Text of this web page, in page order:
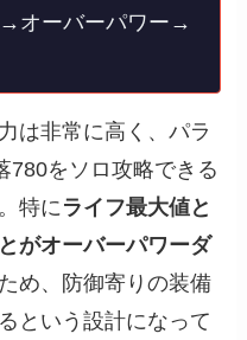
オーバーパワー→
は非常に高く、パラ
780をソロ攻略できる
特にライフ最大値と
がオーバーパワーダ
め、防御寄りの装備
という設計になって